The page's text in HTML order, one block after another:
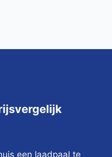
een laadpaal te